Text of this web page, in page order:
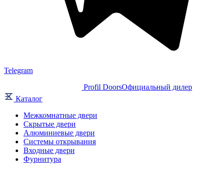
Telegram
Profil DoorsОфициальный дилер
Каталог
Межкомнатные двери
Скрытые двери
Алюминиевые двери
Системы открывания
Входные двери
Фурнитура